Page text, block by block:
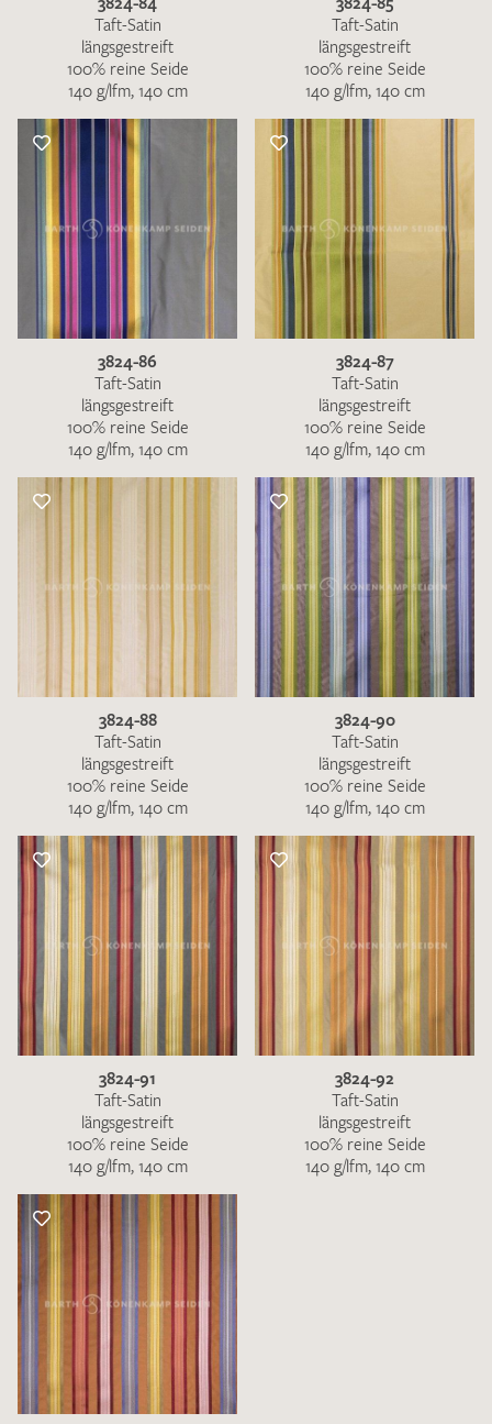
Taft-Satin
längsgestreift
100% reine Seide
140 g/lfm, 140 cm
Taft-Satin
längsgestreift
100% reine Seide
140 g/lfm, 140 cm
3824-86
Taft-Satin
längsgestreift
100% reine Seide
140 g/lfm, 140 cm
3824-87
Taft-Satin
längsgestreift
100% reine Seide
140 g/lfm, 140 cm
3824-88
Taft-Satin
längsgestreift
100% reine Seide
140 g/lfm, 140 cm
3824-90
Taft-Satin
längsgestreift
100% reine Seide
140 g/lfm, 140 cm
3824-91
Taft-Satin
längsgestreift
100% reine Seide
140 g/lfm, 140 cm
3824-92
Taft-Satin
längsgestreift
100% reine Seide
140 g/lfm, 140 cm